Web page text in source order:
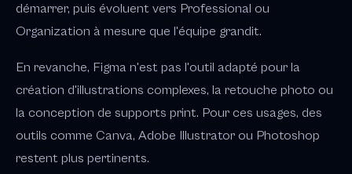
démarrer, puis évoluent vers Professional ou
Organization à mesure que l'équipe grandit.
En revanche, Figma n'est pas l'outil adapté pour la
création d'illustrations complexes, la retouche photo ou
la conception de supports print. Pour ces usages, des
outils comme Canva, Adobe Illustrator ou Photoshop
restent plus pertinents.